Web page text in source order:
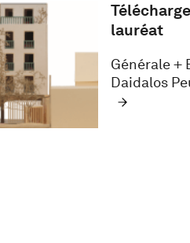
lauréat
Générale +
Daidalos